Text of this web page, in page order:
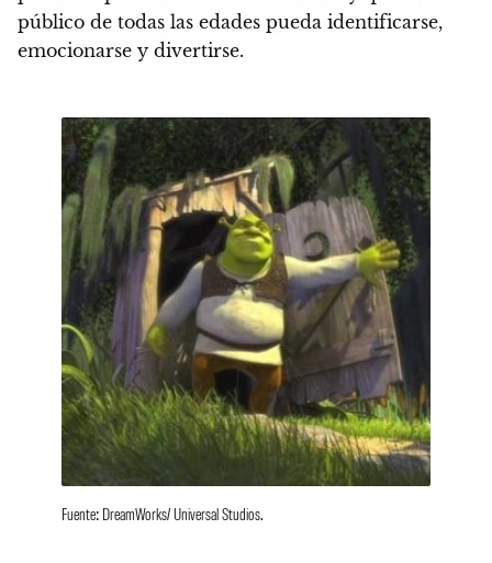
público de todas las edades pueda identificarse,
emocionarse y divertirse.
Fuente: DreamWorks/ Universal Studios.